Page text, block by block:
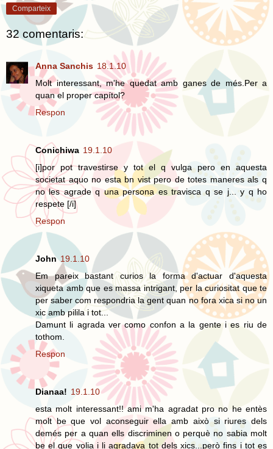
Comparteix
32 comentaris:
Anna Sanchis 18.1.10
Molt interessant, m'he quedat amb ganes de més.Per a
quan el proper capítol?
Respon
Conichiwa 19.1.10
[i]por pot travestirse y tot el q vulga pero en aquesta
societat aquo no esta bn vist pero de totes maneres als q
no les agrade q una persona es travisca q se j... y q ho
respete [/i]
Respon
John 19.1.10
Em pareix bastant curios la forma d'actuar d'aquesta
xiqueta amb que es massa intrigant, per la curiositat que te
per saber com respondria la gent quan no fora xica si no un
xic amb pilila i tot...
Damunt li agrada ver como confon a la gente i es riu de
tothom.
Respon
Dianaa! 19.1.10
esta molt interessant!! ami m'ha agradat pro no he entès
molt be que vol aconseguir ella amb això si riures dels
demés per a quan ells discriminen o perquè no sabia molt
be el que volia i li agradava tot dels xics...però fins i tot es